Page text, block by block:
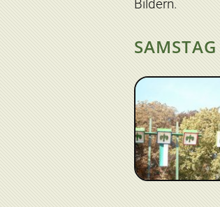
Bildern.
SAMSTAG